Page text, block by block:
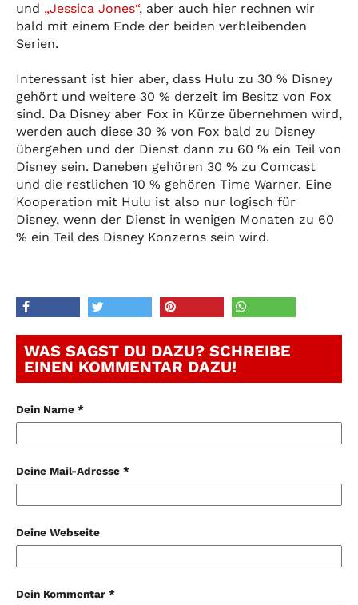
und „Jessica Jones“, aber auch hier rechnen wir
bald mit einem Ende der beiden verbleibenden
Serien.
Interessant ist hier aber, dass Hulu zu 30 % Disney
gehört und weitere 30 % derzeit im Besitz von Fox
sind. Da Disney aber Fox in Kürze übernehmen wird,
werden auch diese 30 % von Fox bald zu Disney
übergehen und der Dienst dann zu 60 % ein Teil von
Disney sein. Daneben gehören 30 % zu Comcast
und die restlichen 10 % gehören Time Warner. Eine
Kooperation mit Hulu ist also nur logisch für
Disney, wenn der Dienst in wenigen Monaten zu 60
% ein Teil des Disney Konzerns sein wird.
WAS SAGST DU DAZU? SCHREIBE
EINEN KOMMENTAR DAZU!
Dein Name *
Deine Mail-Adresse *
Deine Webseite
Dein Kommentar *